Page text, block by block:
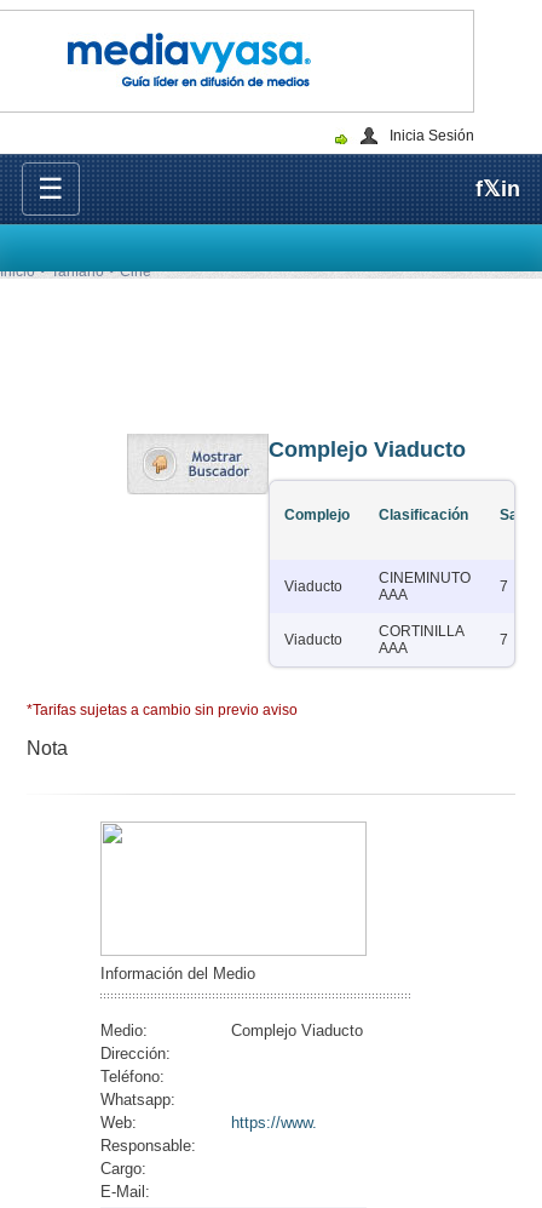
Inicia Sesión
☰ f𝕏in
Inicio Tarifario Cine
Complejo Viaducto
Complejo Clasificación Salas
Viaducto
CINEMINUTO
AAA
7
Viaducto
CORTINILLA
AAA
7
*Tarifas sujetas a cambio sin previo aviso
Nota
Información del Medio
Medio:
Complejo Viaducto
Dirección:
Teléfono:
Whatsapp:
Web:
https://www.
Responsable:
Cargo:
E-Mail: